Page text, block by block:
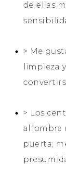
de ellas
> Me
limpieza
> Los
alfombra
puerta;